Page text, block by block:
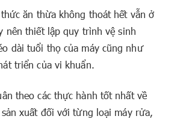
ăn thừa không thoát hết vẫn ở
nên thiết lập quy trình vệ sinh
dài tuổi thọ của máy cũng như
triển của vi khuẩn.
theo các thực hành tốt nhất về
xuất đối với từng loại máy rửa,